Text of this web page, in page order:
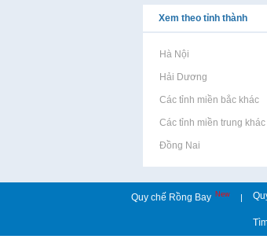
Xem theo tỉnh thành
Rao vặt tại Hà Nội Rao
Rao vặt tại Hải Dương Rao
Rao vặt tại Các tỉnh miền bắc khác
Rao
Rao vặt tại Các tỉnh miền trung khác
Rao
Rao vặt tại Đồng Nai Rao
Quy chế Rồng Bay New |